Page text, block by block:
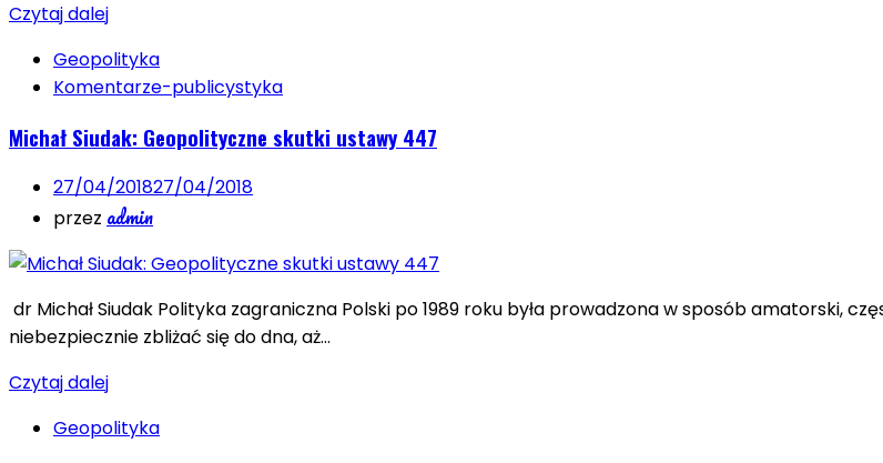
Czytaj dalej
Geopolityka
Komentarze-publicystyka
Michał Siudak: Geopolityczne skutki ustawy 447
27/04/201827/04/2018
przez admin
dr Michał Siudak Polityka zagraniczna Polski po 1989 roku była prowadzona w sposób amatorski,
niebezpiecznie zbliżać się do dna, aż…
Czytaj dalej
Geopolityka